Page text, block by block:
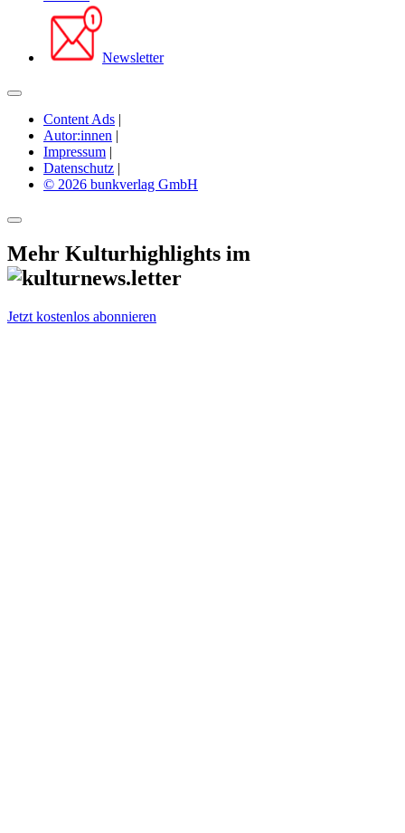
Newsletter
Content Ads |
Autor:innen |
Impressum |
Datenschutz |
© 2026 bunkverlag GmbH
Mehr Kulturhighlights im
Jetzt kostenlos abonnieren